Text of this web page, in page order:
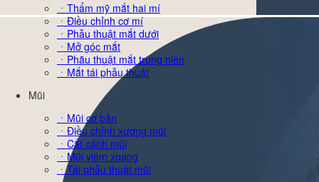
ㆍThẩm mỹ mắt hai mí
ㆍĐiều chỉnh cơ mí
ㆍPhẫu thuật mắt dưới
ㆍMở góc mắt
ㆍPhãu thuật mắt trung niên
ㆍMắt tái phẫu thuật
Mũi
ㆍMũi cơ bản
ㆍĐiều chỉnh xương mũi
ㆍCắt cánh mũi
ㆍMũi viêm xoang
ㆍTái phẫu thuật mũi